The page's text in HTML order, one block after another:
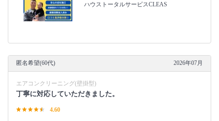
ハウストータルサービスCLEAS
匿名希望(60代) 2026年07月
エアコンクリーニング(壁掛型)
丁寧に対応していただきました。
4.60